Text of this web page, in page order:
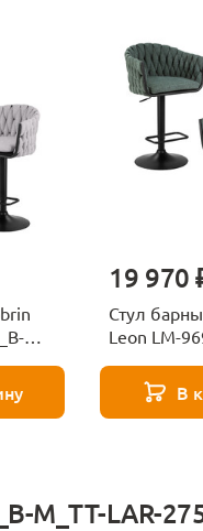
19 970
Стул
Leon LM-
11157
В
M_TT-LAR-